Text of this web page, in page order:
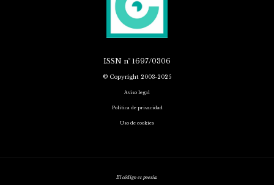
ISSN nº 1697/0306
© Copyright 2003-2025
Aviso legal
Política de privacidad
Uso de cookies
El código es poesía.